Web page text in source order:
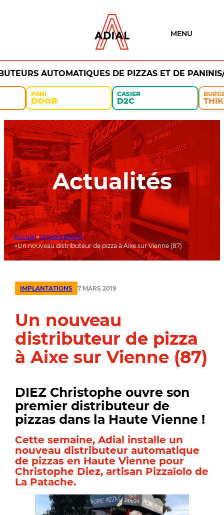
MENU
AUTOMATIQUES DE PIZZAS ET DE
PANI
DOOR
CASIER
D2C THIK
Actualités
Accueil
Implantations
Un nouveau distributeur de pizza à Aixe sur Vienne (87)
IMPLANTATIONS 7 MARS 2019
Un nouveau
distributeur de pizza
à Aixe sur Vienne (87)
DIEZ Christophe ouvre son
premier distributeur de
pizzas dans la Haute Vienne !
Cette semaine, Adial installe un
nouveau distributeur automatique
de pizzas en Haute Vienne pour
Christophe Diez, artisan Pizzaïolo de
La Patache.